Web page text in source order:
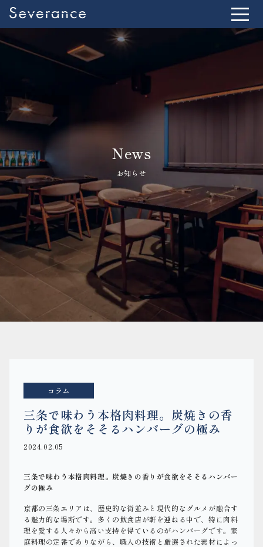
News
お知らせ
コラム
三条で味わう本格肉料理。炭焼きの香
りが食欲をそそるハンバーグの極み
2024.02.05
三条で味わう本格肉料理。炭焼きの香りが食欲をそそるハンバー
グの極み
京都の三条エリアは、歴史的な街並みと現代的なグルメが融合す
る魅力的な場所です。多くの飲食店が軒を連ねる中で、特に肉料
理を愛する人々から高い支持を得ているのがハンバーグです。家
庭料理の定番でありながら、職人の技術と厳選された素材によっ